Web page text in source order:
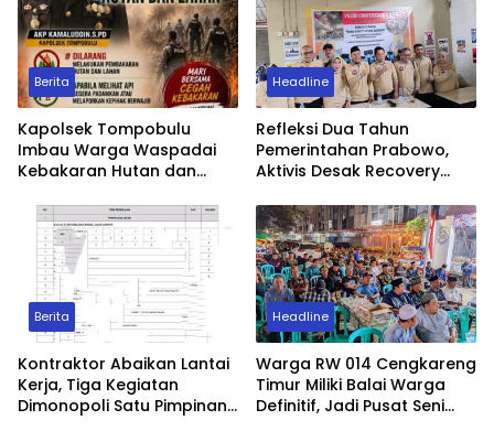
Berita
Kapolsek Tompobulu
Imbau Warga Waspadai
Kebakaran Hutan dan
Headline
Refleksi Dua Tahun
Pemerintahan Prabowo,
Aktivis Desak Recovery
Berita
Kontraktor Abaikan Lantai
Kerja, Tiga Kegiatan
Dimonopoli Satu Pimpinan
Headline
Warga RW 014 Cengkareng
Timur Miliki Balai Warga
Definitif, Jadi Pusat Seni